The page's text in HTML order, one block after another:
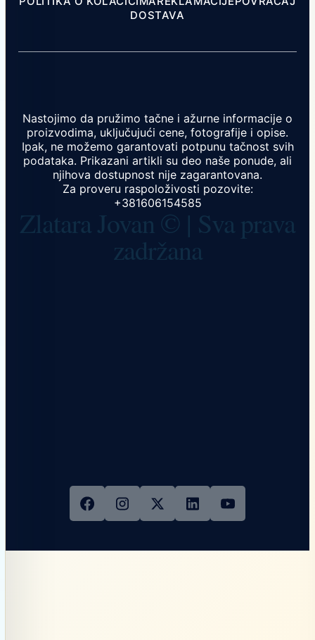
DOSTAVA
Nastojimo da pružimo tačne i ažurne informacije o
proizvodima, uključujući cene, fotografije i opise.
Ipak, ne možemo garantovati potpunu tačnost svih
podataka. Prikazani artikli su deo naše ponude, ali
njihova dostupnost nije zagarantovana.
Za proveru raspoloživosti pozovite:
+381606154585
Zlatara Jovan © | Sva prava
zadržana